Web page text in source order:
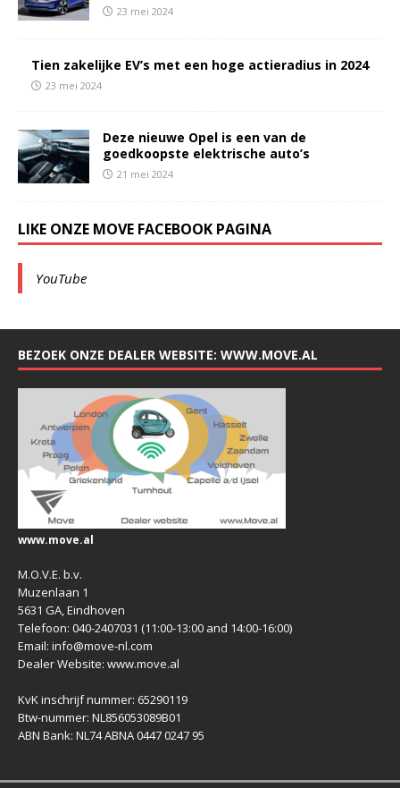
23 mei 2024
Tien zakelijke EV’s met een hoge actieradius in 2024
23 mei 2024
Deze nieuwe Opel is een van de
goedkoopste elektrische auto’s
21 mei 2024
LIKE ONZE MOVE FACEBOOK PAGINA
YouTube
BEZOEK ONZE DEALER WEBSITE: WWW.MOVE.AL
www.move.al
M.O.V.E. b.v.
Muzenlaan 1
5631 GA, Eindhoven
Telefoon: 040-2407031 (11:00-13:00 and 14:00-16:00)
Email: info@move-nl.com
Dealer Website: www.move.al
KvK inschrijf nummer: 65290119
Btw-nummer: NL856053089B01
ABN Bank: NL74 ABNA 0447 0247 95